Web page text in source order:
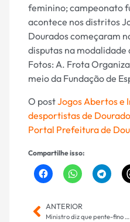
feminino; campeonato
acontece nos distritos
Dourados começaram
disputas na
Fotos: A. Frota
meio da Fundação de
O postJogos Abertos e
desportistas de
Portal Prefeitura de
Compartilhe isso:
ANTERIOR
Ministro diz que pente-fino está sendo feito nos créditos consignados